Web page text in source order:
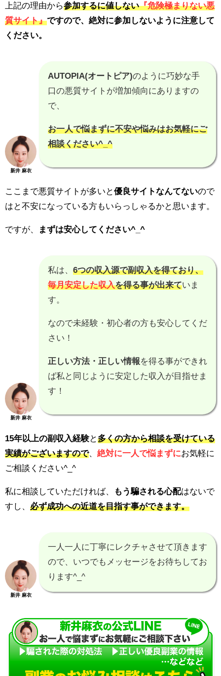
上記の理由から参加するに値しない『危険極まりない悪
質サイト』ですので、 絶対に参加しないように注意して
ください。
新井 麻衣
AUTOPIA(オートピア)のように巧妙な手
口の悪質サイトが増加傾向にありますの
で、
お一人で悩まずに不安や悩みはお気軽にご
相談ください^_^
ここまで悪質サイトが多いと優良サイトなんてないので
はと不安になっている方もいらっしゃるかと思います。
ですが、 まずは安心してください^_^
新井 麻衣
私は、 6つの収入源で副収入を得ており、
毎月安定した収入を得る事が出来ていま
す。
なので未経験・初心者の方も安心してくだ
さい！
正しい方法・正しい情報を得る事ができれ
ば私と同じように安定した収入が目指せま
す！
15年以上の副収入経験と多くの方から相談を受けている
実績がございますので、 絶対に一人で悩まずにお気軽に
ご相談ください^_^
私に相談していただければ、 もう騙される心配はないで
すし、 必ず成功への近道を目指す事ができます。
新井 麻衣
一人一人に丁寧にレクチャさせて頂きます
ので、いつでもメッセージをお待ちしてお
ります^_^